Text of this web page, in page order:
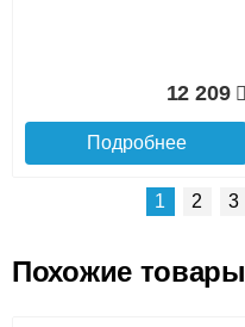
12 209
Подробнее
1 2 3
Похожие товары